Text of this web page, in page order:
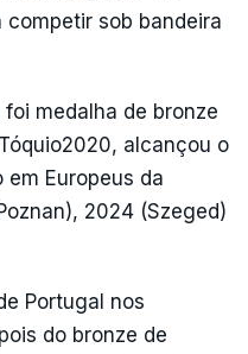
competir sob bandeira
medalha de bronze
alcançou o
Europeus da
2024 (Szeged)
Portugal nos
do bronze de